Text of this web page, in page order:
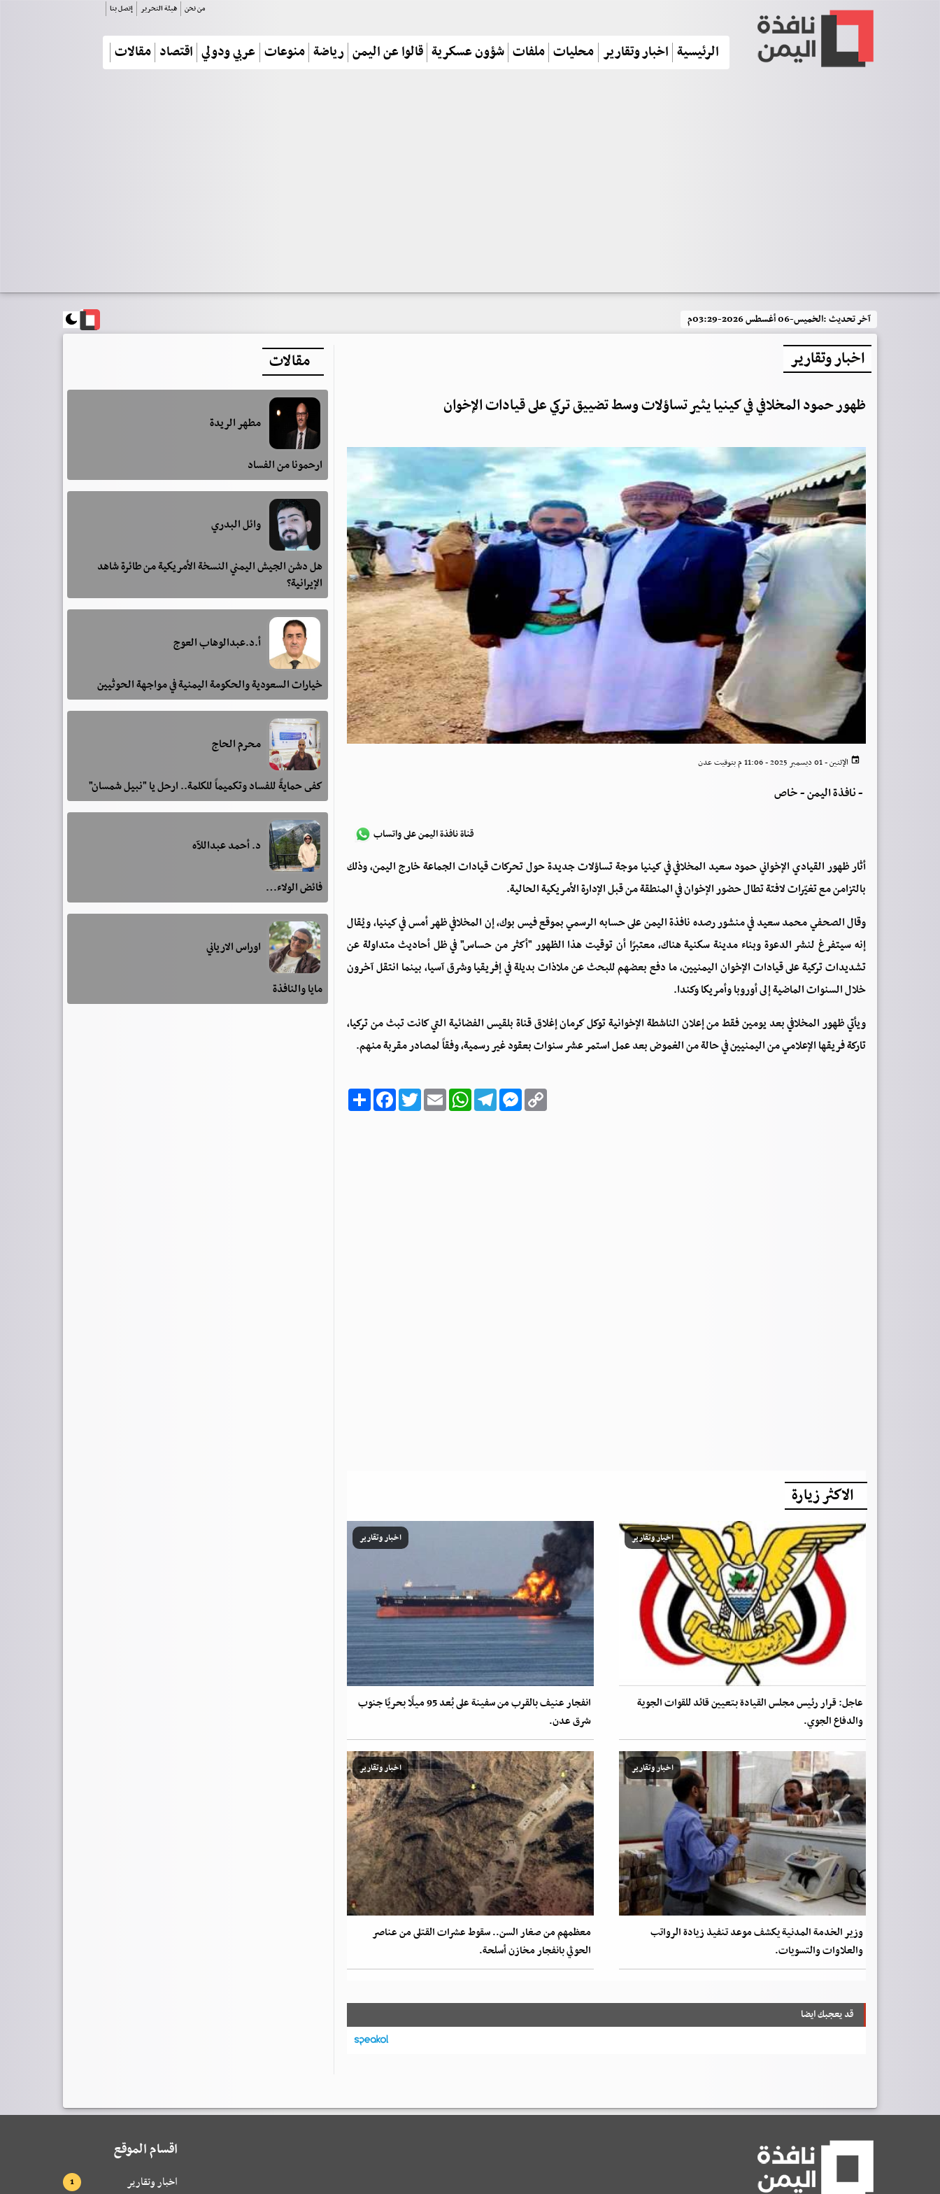
من نحن هيئة التحرير إتصل بنا
الرئيسية اخبار وتقارير محليات ملفات شؤون عسكرية قالوا عن اليمن رياضة منوعات عربي ودولي اقتصاد مقالات
آخر تحديث :الخميس-06 أغسطس 2026-03:29م
اخبار وتقارير
ظهور حمود المخلافي في كينيا يثير تساؤلات وسط تضييق تركي على قيادات الإخوان
الإثنين - 01 ديسمبر 2025 - 11:06 م بتوقيت عدن
-نافذة اليمن - خاص
قناة نافذة اليمن على واتساب
أثار ظهور القيادي الإخواني حمود سعيد المخلافي في كينيا موجة تساؤلات جديدة حول تحركات قيادات الجماعة خارج اليمن، وذلك
بالتزامن مع تغيّرات لافتة تطال حضور الإخوان في المنطقة من قبل الإدارة الأمريكية الحالية.
وقال الصحفي محمد سعيد في منشور رصده نافذة اليمن على حسابه الرسمي بموقع فيس بوك، إن المخلافي ظهر أمس في كينيا، ويُقال
إنه سيتفرغ لنشر الدعوة وبناء مدينة سكنية هناك، معتبرًا أن توقيت هذا الظهور "أكثر من حساس" في ظل أحاديث متداولة عن
تشديدات تركية على قيادات الإخوان اليمنيين، ما دفع بعضهم للبحث عن ملاذات بديلة في إفريقيا وشرق آسيا، بينما انتقل آخرون
خلال السنوات الماضية إلى أوروبا وأمريكا وكندا.
ويأتي ظهور المخلافي بعد يومين فقط من إعلان الناشطة الإخوانية توكل كرمان إغلاق قناة بلقيس الفضائية التي كانت تبث من تركيا،
تاركة فريقها الإعلامي من اليمنيين في حالة من الغموض بعد عمل استمر عشر سنوات بعقود غير رسمية، وفقاً لمصادر مقربة منهم.
ا
ن
ش
F
a
c
T
w
i
E
m
a
W
h
a
T
e
l
M
e
s
C
o
p
الاكثر زيارة
اخبار وتقارير
عاجل: قرار رئيس مجلس القيادة بتعيين قائد للقوات الجوية
والدفاع الجوي.
اخبار وتقارير
انفجار عنيف بالقرب من سفينة على بُعد 95 ميلًا بحريًا جنوب
شرق عدن.
اخبار وتقارير
وزير الخدمة المدنية يكشف موعد تنفيذ زيادة الرواتب
والعلاوات والتسويات.
اخبار وتقارير
معظمهم من صغار السن.. سقوط عشرات القتلى من عناصر
الحوثي بانفجار مخازن أسلحة.
قد يعجبك ايضا
مقالات
مطهر الريدة
ارحمونا من الفساد
وائل البدري
هل دشن الجيش اليمني النسخة الأمريكية من طائرة شاهد
الإيرانية؟
أ.د.عبدالوهاب العوج
خيارات السعودية والحكومة اليمنية في مواجهة الحوثيين
محرم الحاج
كفى حمايةً للفساد وتكميماً للكلمة.. ارحل يا "نبيل شمسان"
د. أحمد عبداللآه
فائض الولاء…
اوراس الارياني
مايا والنافذة
اقسام الموقع
اخبار وتقارير